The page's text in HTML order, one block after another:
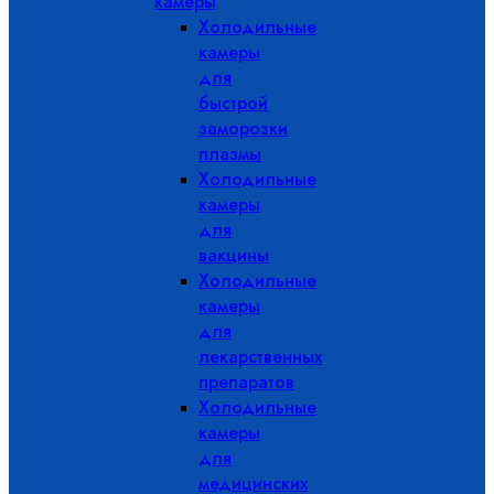
Холодильные
камеры
для
быстрой
заморозки
плазмы
Холодильные
камеры
для
вакцины
Холодильные
камеры
для
лекарственных
препаратов
Холодильные
камеры
для
медицинских